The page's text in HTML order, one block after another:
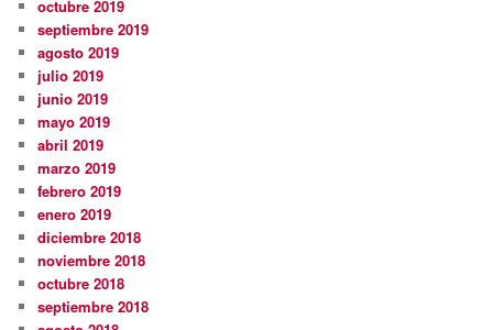
octubre 2019
septiembre 2019
agosto 2019
julio 2019
junio 2019
mayo 2019
abril 2019
marzo 2019
febrero 2019
enero 2019
diciembre 2018
noviembre 2018
octubre 2018
septiembre 2018